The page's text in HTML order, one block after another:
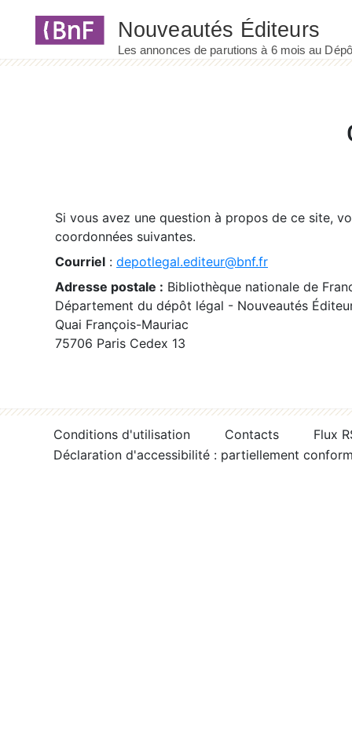
Si vous avez une question à propos de ce site,
coordonnées suivantes.
Courriel : depotlegal.editeur@bnf.fr
Adresse postale : Bibliothèque nationale de
Département du dépôt légal - Nouveautés
Quai François-Mauriac
75706 Paris Cedex 13
Conditions d'utilisation Contacts
Flux
Déclaration d'accessibilité : partiellement